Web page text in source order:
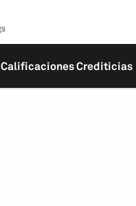
Calificaciones Crediticias